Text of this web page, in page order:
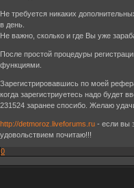
Не требуется никаких
в день.
Не важно, сколько и где Вы уже
После простой процедуры
функциями.
Зарегистрировавшись по моей
когда зарегистриуетесь надо будет
231524 заранее спосибо. Желаю
http://detmoroz.liveforums.ru - если вы
удовольствием почитаю!!!
0